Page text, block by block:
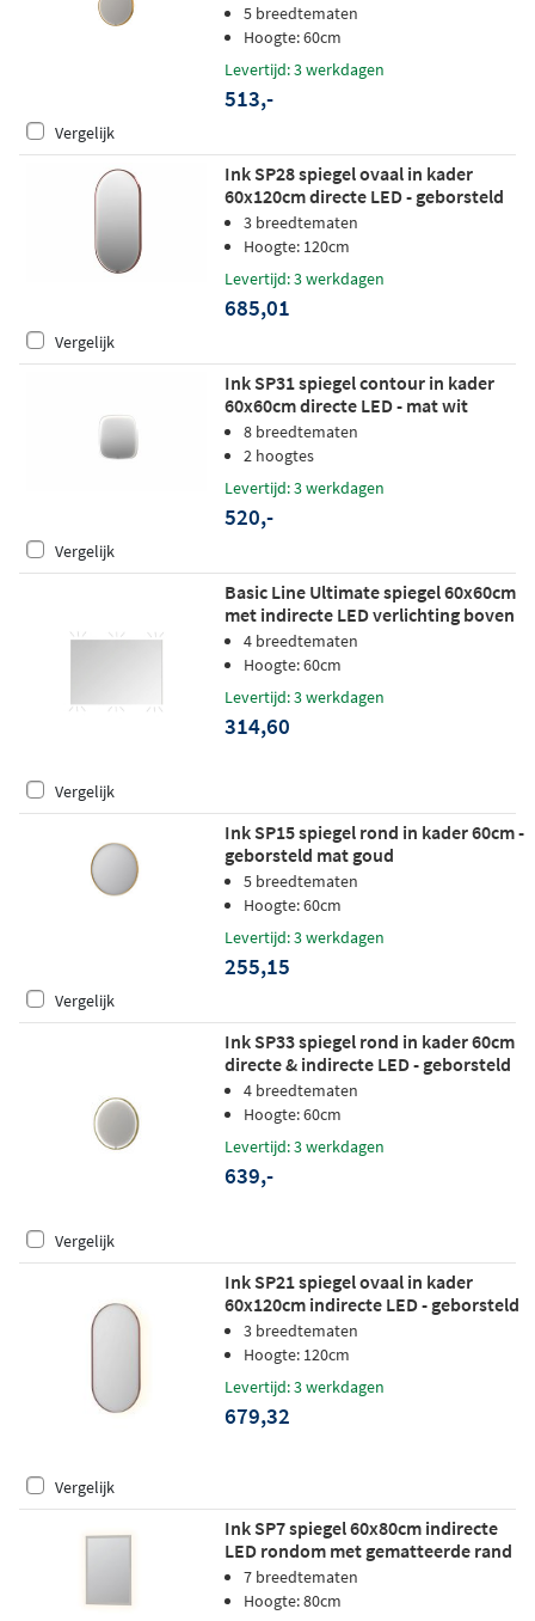
5 breedtematen
Hoogte: 60cm
Levertijd: 3 werkdagen
513,-
Vergelijk
Ink SP28 spiegel ovaal in kader
60x120cm directe LED - geborsteld
koper
3 breedtematen
Hoogte: 120cm
Levertijd: 3 werkdagen
685,01
Vergelijk
Ink SP31 spiegel contour in kader
60x60cm directe LED - mat wit
8 breedtematen
2 hoogtes
Levertijd: 3 werkdagen
520,-
Vergelijk
Basic Line Ultimate spiegel 60x60cm
met indirecte LED verlichting boven
& onder
4 breedtematen
Hoogte: 60cm
Levertijd: 3 werkdagen
314,60
Vergelijk
Ink SP15 spiegel rond in kader 60cm -
geborsteld mat goud
5 breedtematen
Hoogte: 60cm
Levertijd: 3 werkdagen
255,15
Vergelijk
Ink SP33 spiegel rond in kader 60cm
directe & indirecte LED - geborsteld
mat goud
4 breedtematen
Hoogte: 60cm
Levertijd: 3 werkdagen
639,-
Vergelijk
Ink SP21 spiegel ovaal in kader
60x120cm indirecte LED - geborsteld
koper
3 breedtematen
Hoogte: 120cm
Levertijd: 3 werkdagen
679,32
Vergelijk
Ink SP7 spiegel 60x80cm indirecte
LED rondom met gematteerde rand
7 breedtematen
Hoogte: 80cm